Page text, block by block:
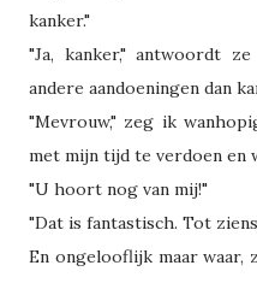
kanker."
"Ja, kanker," antwoordt
andere aandoeningen dan
"Mevrouw," zeg ik
met mijn tijd te verdoen en
"U hoort nog van mij!"
"Dat is fantastisch. Tot
En ongelooflijk maar